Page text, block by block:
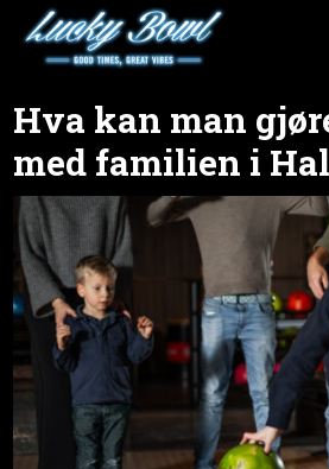
Hva kan man
med familien i